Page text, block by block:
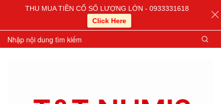
THU MUA TIỀN CỔ SỐ LƯỢNG LỚN - 0933331618
Click Here